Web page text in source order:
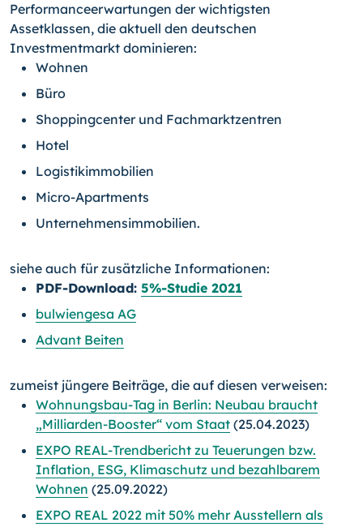
Performanceerwartungen der wichtigsten
Assetklassen, die aktuell den deutschen
Investmentmarkt dominieren:
Wohnen
Büro
Shoppingcenter und Fachmarktzentren
Hotel
Logistikimmobilien
Micro-Apartments
Unternehmensimmobilien.
siehe auch für zusätzliche Informationen:
PDF-Download: 5%-Studie 2021
bulwiengesa AG
Advant Beiten
zumeist jüngere Beiträge, die auf diesen verweisen:
Wohnungsbau-Tag in Berlin: Neubau braucht
„Milliarden-Booster“ vom Staat (25.04.2023)
EXPO REAL-Trendbericht zu Teuerungen bzw.
Inflation, ESG, Klimaschutz und bezahlbarem
Wohnen (25.09.2022)
EXPO REAL 2022 mit 50% mehr Ausstellern als